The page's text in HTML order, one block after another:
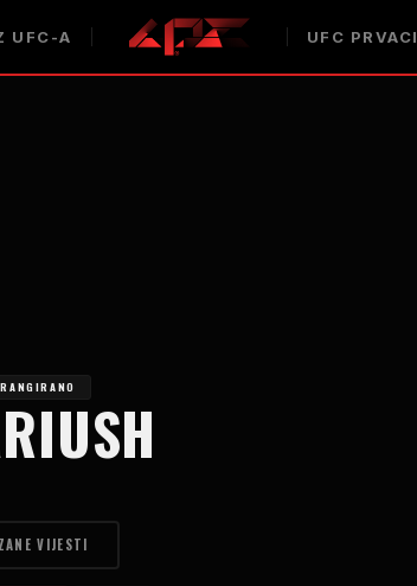
UFC-A UFC PRVACI
VIJESTI